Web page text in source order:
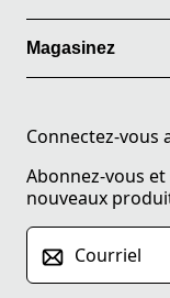
Magasinez
Connectez-vous
Abonnez-vous
nouveaux
Courriel